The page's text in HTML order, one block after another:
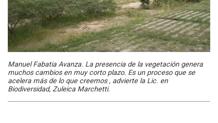
Manuel Fabatia Avanza. La presencia de la vegetación genera
muchos cambios en muy corto plazo. Es un proceso que se
acelera más de lo que creemos , advierte la Lic. en
Biodiversidad, Zuleica Marchetti.